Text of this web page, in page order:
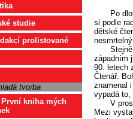
studie
prolistované
tvorba
První kniha mých
Po
si podle
dětské
západním
90. letech
Čtenář.
znamenal
vypadá to,
V
Mezi